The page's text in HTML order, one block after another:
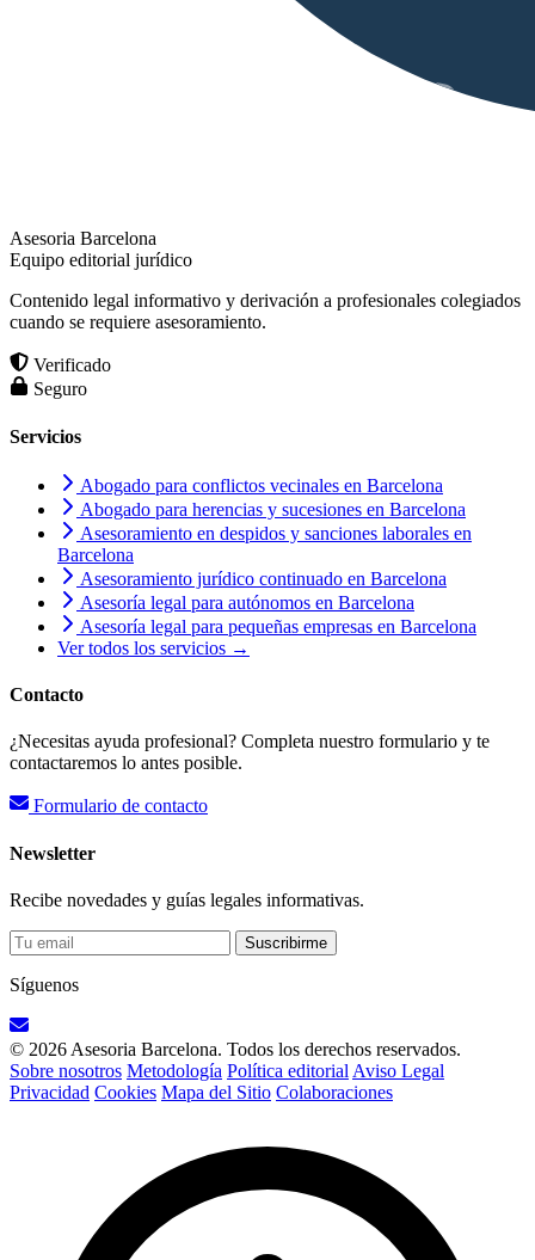
Asesoria Barcelona
Equipo editorial jurídico
Contenido legal informativo y derivación a profesionales colegiados
cuando se requiere asesoramiento.
Verificado
Seguro
Servicios
Abogado para conflictos vecinales en Barcelona
Abogado para herencias y sucesiones en Barcelona
Asesoramiento en despidos y sanciones laborales en
Barcelona
Asesoramiento jurídico continuado en Barcelona
Asesoría legal para autónomos en Barcelona
Asesoría legal para pequeñas empresas en Barcelona
Ver todos los servicios →
Contacto
¿Necesitas ayuda profesional? Completa nuestro formulario y te
contactaremos lo antes posible.
Formulario de contacto
Newsletter
Recibe novedades y guías legales informativas.
Suscribirme
Síguenos
© 2026 Asesoria Barcelona. Todos los derechos reservados.
Sobre nosotros Metodología Política editorial Aviso Legal
Privacidad Cookies Mapa del Sitio Colaboraciones